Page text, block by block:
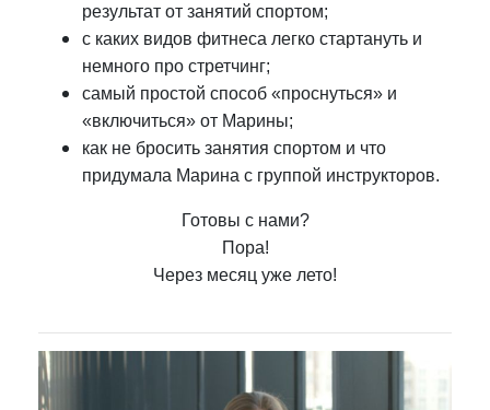
результат от занятий спортом;
с каких видов фитнеса легко стартануть и
немного про стретчинг;
самый простой способ «проснуться» и
«включиться» от Марины;
как не бросить занятия спортом и что
придумала Марина с группой инструкторов.
Готовы с нами?
Пора!
Через месяц уже лето!